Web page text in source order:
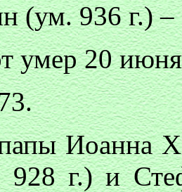
(ум. 936 г.) –
умер 20
Иоанна
928 г.) и